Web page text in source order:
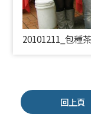
20101211_包種
回上頁